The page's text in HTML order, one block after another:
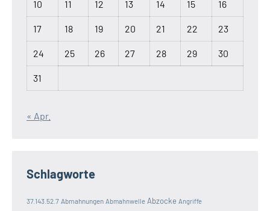
10 11 12 13 14 15 16
17 18 19 20 21 22 23
24 25 26 27 28 29 30
31
« Apr.
Schlagworte
37.143.52.7 Abmahnungen Abmahnwelle Abzocke Angriffe